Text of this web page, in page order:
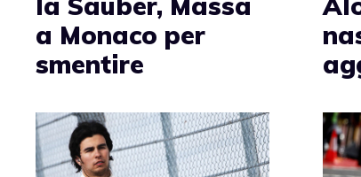
a Monaco per
smentire